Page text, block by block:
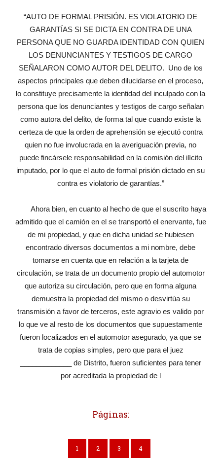
“AUTO DE FORMAL PRISIÓN. ES VIOLATORIO DE
GARANTÍAS SI SE DICTA EN CONTRA DE UNA
PERSONA QUE NO GUARDA IDENTIDAD CON QUIEN
LOS DENUNCIANTES Y TESTIGOS DE CARGO
SEÑALARON COMO AUTOR DEL DELITO. Uno de los
aspectos principales que deben dilucidarse en el proceso,
lo constituye precisamente la identidad del inculpado con la
persona que los denunciantes y testigos de cargo señalan
como autora del delito, de forma tal que cuando existe la
certeza de que la orden de aprehensión se ejecutó contra
quien no fue involucrada en la averiguación previa, no
puede fincársele responsabilidad en la comisión del ilícito
imputado, por lo que el auto de formal prisión dictado en su
contra es violatorio de garantías.”
Ahora bien, en cuanto al hecho de que el suscrito haya
admitido que el camión en el se transportó el enervante, fue
de mi propiedad, y que en dicha unidad se hubiesen
encontrado diversos documentos a mi nombre, debe
tomarse en cuenta que en relación a la tarjeta de
circulación, se trata de un documento propio del automotor
que autoriza su circulación, pero que en forma alguna
demuestra la propiedad del mismo o desvirtúa su
transmisión a favor de terceros, este agravio es valido por
lo que ve al resto de los documentos que supuestamente
fueron localizados en el automotor asegurado, ya que se
trata de copias simples, pero que para el juez
_____________ de Distrito, fueron suficientes para tener
por acreditada la propiedad de l
Páginas:
1 2 3 4